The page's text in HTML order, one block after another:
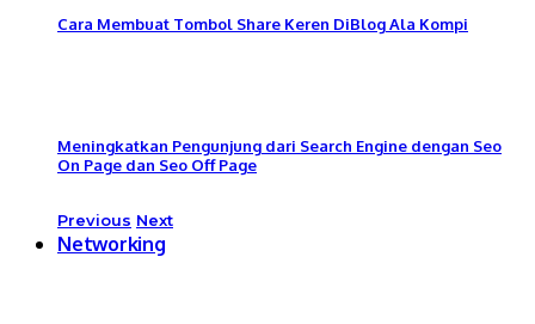
Cara Membuat Tombol Share Keren DiBlog Ala Kompi
Meningkatkan Pengunjung dari Search Engine dengan Seo
On Page dan Seo Off Page
Previous Next
Networking